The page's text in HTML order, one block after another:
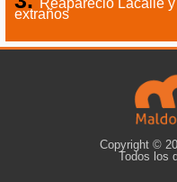
Reapareció Lacalle
extraños
Copyright ©
Todos los